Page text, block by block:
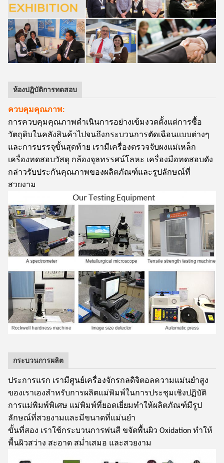
ห้องปฏิบัติการทดสอบ
ควบคุมคุณภาพ:
การควบคุมคุณภาพดำเนินการอย่างเข้มงวดตั้งแต่การซื้อ
วัตถุดิบในคลังสินค้าไปจนถึงกระบวนการตัดเฉือนแบบต่างๆ
และการบรรจุขั้นสุดท้าย เรามีเครื่องตรวจจับผงแม่เหล็ก
เครื่องทดสอบวัสดุ กล้องจุลทรรศน์โลหะ เครื่องมือทดสอบดัง
กล่าวรับประกันคุณภาพของผลิตภัณฑ์และรูปลักษณ์ที่
สวยงาม
กระบวนการผลิต
ประการแรก เรามีศูนย์เครื่องจักรกลดิจิตอลความแม่นยำสูง
ของเราเองสำหรับการผลิตแม่พิมพ์ในการประชุมเชิงปฏิบัติ
การแม่พิมพ์พิเศษ แม่พิมพ์ที่ยอดเยี่ยมทำให้ผลิตภัณฑ์มีรูป
ลักษณ์ที่สวยงามและมีขนาดที่แม่นยำ
ขั้นที่สอง เราใช้กระบวนการพ่นสี ขจัดพื้นผิว Oxidation ทำให้
พื้นผิวสว่าง สะอาด สม่ำเสมอ และสวยงาม